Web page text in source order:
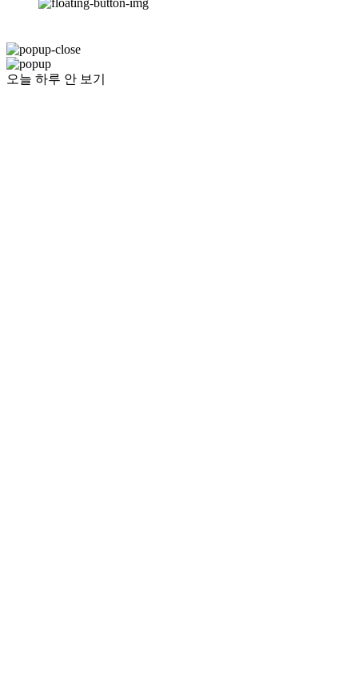
오늘 하루 안 보기